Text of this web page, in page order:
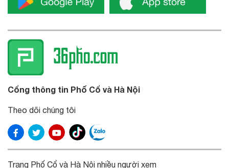
Cổng thông tin Phố Cổ và Hà Nội
Theo dõi chúng tôi
Trang Phố Cổ và Hà Nội nhiều người xem